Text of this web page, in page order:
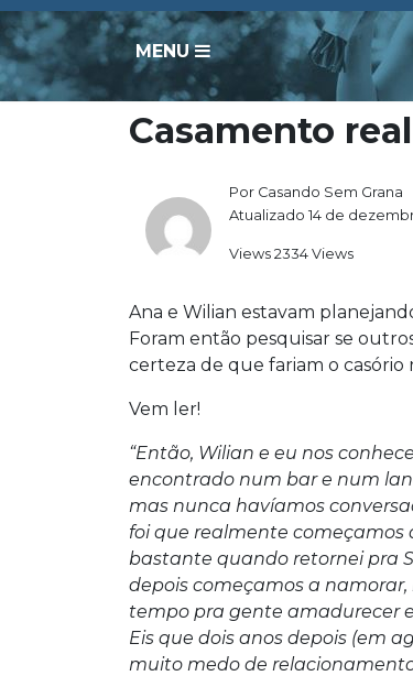
MENU
Casamento
Por Casando Sem Grana
Atualizado 14 de
Views 2334 Views
Ana e Wilian estavam
Foram então pesquisar se
certeza de que fariam o
Vem ler!
“Então, Wilian e eu nos
encontrado num bar e num
mas nunca havíamos
foi que realmente começamos
bastante quando retornei pra
depois começamos a
tempo pra gente amadurecer
Eis que dois anos depois (em
muito medo de